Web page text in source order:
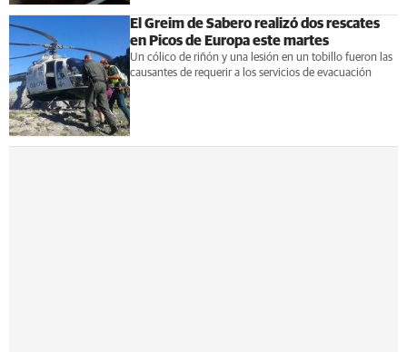
El Greim de Sabero realizó dos rescates
en Picos de Europa este martes
Un cólico de riñón y una lesión en un tobillo fueron las
causantes de requerir a los servicios de evacuación